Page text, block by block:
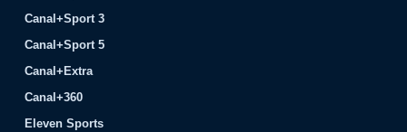
Canal+Sport 3
Canal+Sport 5
Canal+Extra
Canal+360
Eleven Sports